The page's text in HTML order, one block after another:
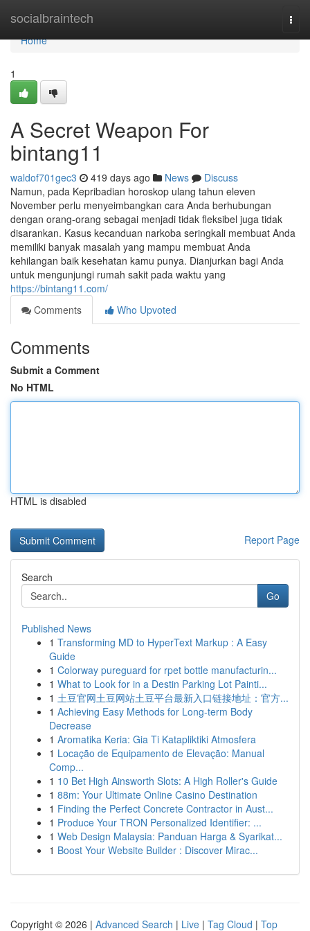
socialbraintech
Home
Home
1
A Secret Weapon For
bintang11
waldof701gec3 419 days ago News
Discuss
Namun, pada Kepribadian horoskop ulang tahun eleven
November perlu menyeimbangkan cara Anda berhubungan
dengan orang-orang sebagai menjadi tidak fleksibel juga tidak
disarankan. Kasus kecanduan narkoba seringkali membuat Anda
memiliki banyak masalah yang mampu membuat Anda
kehilangan baik kesehatan kamu punya. Dianjurkan bagi Anda
untuk mengunjungi rumah sakit pada waktu yang
https://bintang11.com/
Comments
Who Upvoted
Comments
Submit a Comment
No HTML
HTML is disabled
Report Page
Search
Go
Published News
1 Transforming MD to HyperText Markup : A Easy
Guide
1 Colorway pureguard for rpet bottle manufacturin...
1 What to Look for in a Destin Parking Lot Painti...
1 土豆官网土豆网站土豆平台最新入口链接地址：官方...
1 Achieving Easy Methods for Long-term Body
Decrease
1 Aromatika Keria: Gia Ti Katapliktiki Atmosfera
1 Locação de Equipamento de Elevação: Manual
Comp...
1 10 Bet High Ainsworth Slots: A High Roller's Guide
1 88m: Your Ultimate Online Casino Destination
1 Finding the Perfect Concrete Contractor in Aust...
1 Produce Your TRON Personalized Identifier: ...
1 Web Design Malaysia: Panduan Harga & Syarikat...
1 Boost Your Website Builder : Discover Mirac...
Copyright © 2026 | Advanced Search | Live | Tag Cloud | Top